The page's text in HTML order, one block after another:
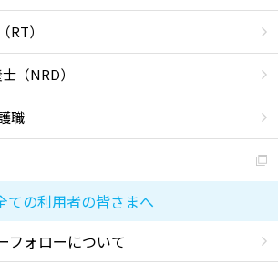
RT）
（NRD）
職
ての利用者の皆さまへ
フォローについて